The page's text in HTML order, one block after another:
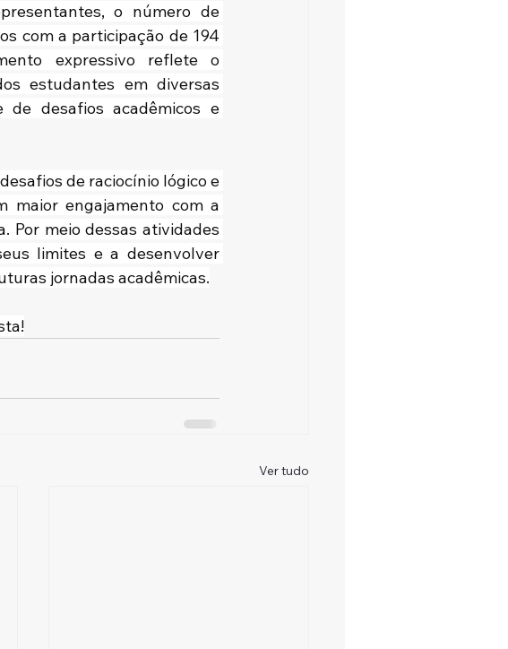
o número de
com a participação de 194
expressivo reflete o
estudantes em diversas
de desafios acadêmicos e
de raciocínio lógico e
maior engajamento com a
Por meio dessas atividades
limites e a desenvolver
jornadas acadêmicas.
Ver tudo